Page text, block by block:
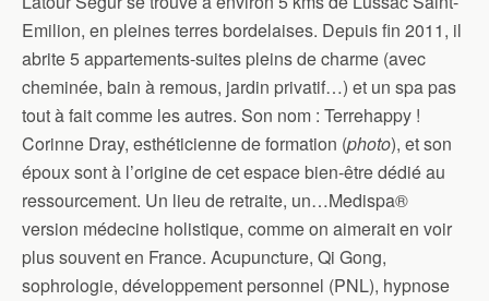
Emilion, en pleines terres bordelaises. Depuis fin 2011, il
abrite 5 appartements-suites pleins de charme (avec
cheminée, bain à remous, jardin privatif…) et un spa pas
tout à fait comme les autres. Son nom : Terrehappy !
Corinne Dray, esthéticienne de formation (photo), et son
époux sont à l’origine de cet espace bien-être dédié au
ressourcement. Un lieu de retraite, un…Medispa®
version médecine holistique, comme on aimerait en voir
plus souvent en France. Acupuncture, Qi Gong,
sophrologie, développement personnel (PNL), hypnose